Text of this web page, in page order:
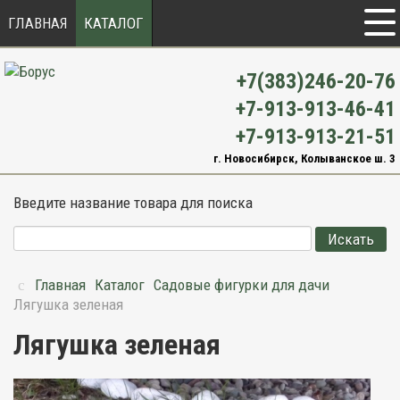
ГЛАВНАЯ КАТАЛОГ
+7(383)246-20-76
+7-913-913-46-41
+7-913-913-21-51
г. Новосибирск, Колыванское ш. 3
Введите название товара для поиска
Главная Каталог Садовые фигурки для дачи
Лягушка зеленая
Лягушка зеленая